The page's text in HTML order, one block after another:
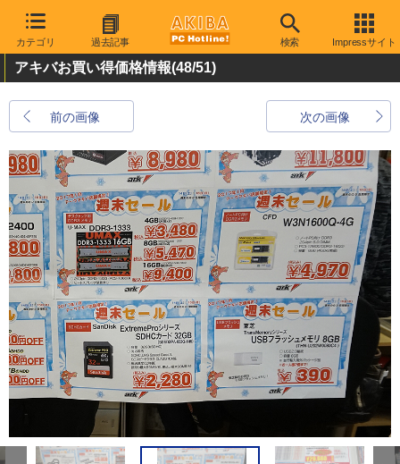
カテゴリ 過去記事 検索 Impressサイト
アキバお買い得価格情報(48/51)
前の画像 次の画像